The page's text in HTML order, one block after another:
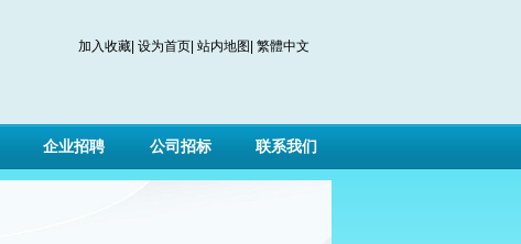
加入收藏 设为首页 站内地图 繁體中文
企业招聘 公司招标 联系我们